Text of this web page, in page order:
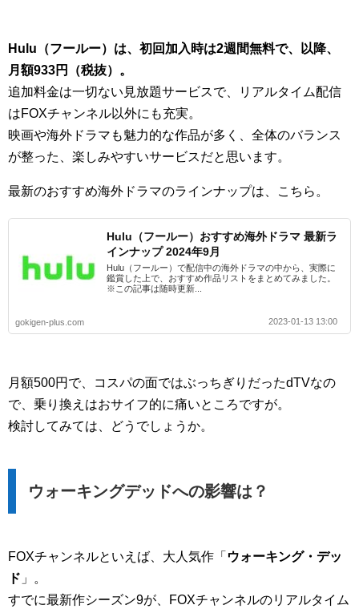
Hulu（フールー）は、初回加入時は2週間無料で、以降、
月額933円（税抜）。
追加料金は一切ない見放題サービスで、リアルタイム配信
はFOXチャンネル以外にも充実。
映画や海外ドラマも魅力的な作品が多く、全体のバランス
が整った、楽しみやすいサービスだと思います。
最新のおすすめ海外ドラマのラインナップは、こちら。
Hulu（フールー）おすすめ海外ドラマ 最新ラ
インナップ 2024年9月
Hulu（フールー）で配信中の海外ドラマの中から、実際に
鑑賞した上で、おすすめ作品リストをまとめてみました。
※この記事は随時更新...
gokigen-plus.com 2023-01-13 13:00
月額500円で、コスパの面ではぶっちぎりだったdTVなの
で、乗り換えはおサイフ的に痛いところですが。
検討してみては、どうでしょうか。
ウォーキングデッドへの影響は？
FOXチャンネルといえば、大人気作「 ウォーキング・デッ
ド 」。
すでに最新作シーズン9が、FOXチャンネルのリアルタイム